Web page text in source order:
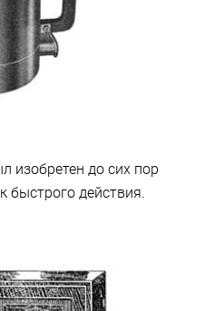
изобретен до сих пор
быстрого действия.